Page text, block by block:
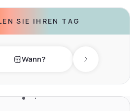
SIE IHREN TAG
day Wann? Next day